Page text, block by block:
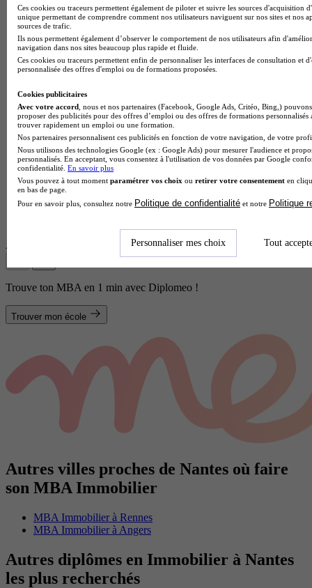
École de gestion et de commerce
Afficher plus de résultats
Trouve ton MBA en 1 min avec Diplomeo !
Trouver mon école
Autres villes proches de Nantes où faire
son MBA Immobilier
MBA Immobilier à Rennes
MBA Immobilier à Angers
Autres diplômes en Immobilier à Nantes
les plus recherchés
Ces cookies ou traceurs permettent également de piloter et suivre les sources d'acquisition
unique permettant de comprendre comment nos utilisateurs naviguent sur nos sites et nos
sources de trafic.
Ils nous permettent également d’observer le comportement de nos utilisateurs afin
navigation dans nos sites beaucoup plus rapide et fluide.
Ces cookies ou traceurs permettent enfin de personnaliser les interfaces de consultation et
personnalisée des offres d'emploi ou de formations proposées.
Cookies publicitaires
Avec votre accord , nous et nos partenaires (Facebook, Google Ads, Critéo, Bing,)
proposer des publicités pour des offres d’emploi ou des offres de formations
trouver rapidement un emploi ou une formation.
Nos partenaires personnalisent ces publicités en fonction de votre navigation, de votre
Nous utilisons des technologies Google (ex : Google Ads) pour mesurer l'audience et
personnalisés. En acceptant, vous consentez à l'utilisation de vos données par Google
confidentialité. En savoir plus
Vous pouvez à tout moment paramétrer vos choix ou retirer votre consentement en
en bas de page.
Pour en savoir plus, consultez notre Politique de confidentialité et notre Politique
Personnaliser mes choix Tout